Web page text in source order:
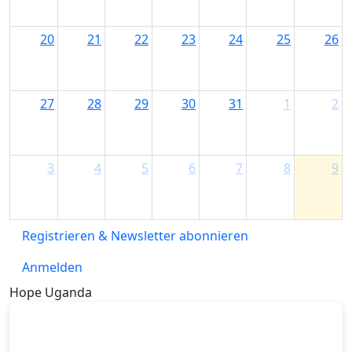
20 21 22 23 24 25 26
27 28 29 30 31 1 2
3 4 5 6 7 8 9
Registrieren & Newsletter abonnieren
Anmelden
Hope Uganda